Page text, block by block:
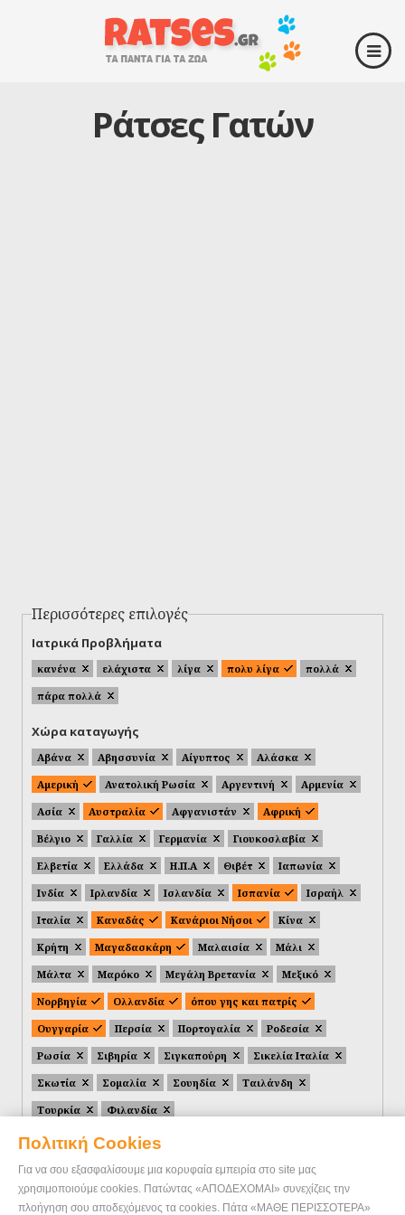
Πολιτική Cookies
Για να σου εξασφαλίσουμε μια κορυφαία εμπειρία στο site μας
χρησιμοποιούμε cookies. Πατώντας «ΑΠΟΔΕΧΟΜΑΙ» συνεχίζεις την
πλοήγηση σου αποδεχόμενος τα cookies. Πάτα «ΜΑΘΕ ΠΕΡΙΣΣΟΤΕΡΑ»
Ράτσες Γατών
Περισσότερες επιλογές
Ιατρικά Προβλήματα
κανένα ελάχιστα λίγα πολυ λίγα
πολλά
πάρα πολλά
Χώρα καταγωγής
Αβάνα Αβησσυνία Αίγυπτος
Αλάσκα
Αμερική
Ανατολική Ρωσία Αργεντινή
Αρμενία
Ασία
Αυστραλία Αφγανιστάν
Αφρική
Βέλγιο
Γαλλία Γερμανία
Γιουκοσλαβία
Ελβετία
Ελλάδα Η.Π.Α Θιβέτ
Ιαπωνία
Ινδία
Ιρλανδία Ισλανδία Ισπανία
Ισραήλ
Ιταλία
Καναδάς Κανάριοι Νήσοι
Κίνα
Κρήτη
Μαγαδασκάρη Μαλαισία
Μάλι
Μάλτα
Μαρόκο Μεγάλη Βρετανία
Μεξικό
Νορβηγία
Ολλανδία
όπου γης και πατρίς
Ουγγαρία
Περσία Πορτογαλία
Ροδεσία
Ρωσία
Σιβηρία Σιγκαπούρη
Σικελία Ιταλία
Σκωτία
Σομαλία Σουηδία
Ταιλάνδη
Τουρκία
Φιλανδία